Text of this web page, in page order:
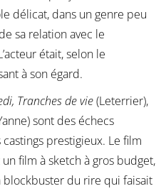
délicat, dans un genre peu
sa relation avec le
était, selon le
à son égard.
Tranches de vie(Leterrier),
sont des échecs
prestigieux. Le film
film à sketch à gros budget,
du rire qui faisait